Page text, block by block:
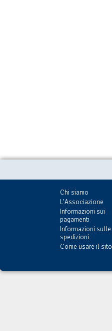
Chi siamo
L'Associazione
Informazioni sui
pagamenti
Informazioni sulle
spedizioni
Come usare il sito